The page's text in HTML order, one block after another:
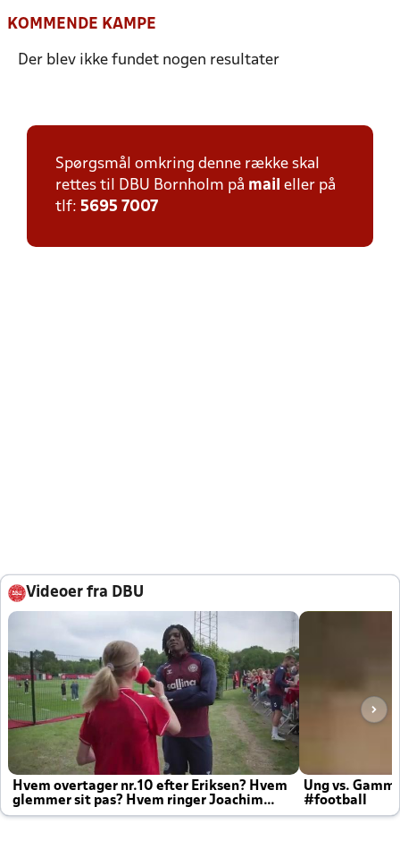
KOMMENDE KAMPE
Der blev ikke fundet nogen resultater
Spørgsmål omkring denne række skal
rettes til DBU Bornholm på mail eller på
tlf: 5695 7007
Videoer fra DBU
Hvem overtager nr.10 efter Eriksen? Hvem
glemmer sit pas? Hvem ringer Joachim
altid til efter kampe?
Ung vs.
#football